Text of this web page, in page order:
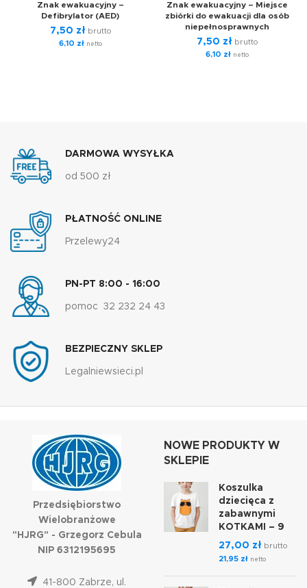
Znak ewakuacyjny –
Defibrylator (AED)
7,50 zł brutto
6,10 złnetto
Znak ewakuacyjny – Miejsce
zbiórki do ewakuacji dla osób
niepełnosprawnych
7,50 zł brutto
6,10 złnetto
DARMOWA WYSYŁKA
od 500 zł
PŁATNOŚĆ ONLINE
Przelewy24
PN-PT 8:00 - 16:00
pomoc 32 232 24 43
BEZPIECZNY SKLEP
Legalniewsieci.pl
Przedsiębiorstwo
Wielobranżowe
"HJRG" - Grzegorz Cebula
NIP 6312195695
41-800 Zabrze, ul.
NOWE PRODUKTY W
SKLEPIE
Koszulka
dziecięca z
zabawnymi
KOTKAMI – 9
27,00 zł brutto
21,95 zł netto